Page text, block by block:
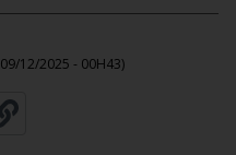
09/12/2025 - 00H43)